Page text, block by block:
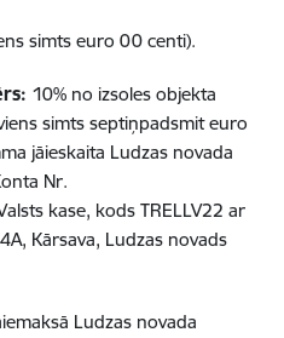
simts euro 00 centi).
10% no izsoles objekta
simts septiņpadsmit euro
jāieskaita Ludzas novada
Nr.
kase, kods TRELLV22 ar
Kārsava, Ludzas novads
Ludzas novada